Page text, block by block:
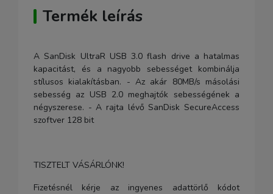
Termék leírás
A SanDisk UltraR USB 3.0 flash drive a hatalmas
kapacitást, és a nagyobb sebességet kombinálja
stílusos kialakításban. - Az akár 80MB/s másolási
sebesség az USB 2.0 meghajtók sebességének a
négyszerese. - A rajta lévő SanDisk SecureAccess
szoftver 128 bit
TISZTELT VÁSÁRLÓNK!
Fizetésnél kérje az ingyenes adattörlő kódot